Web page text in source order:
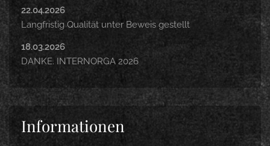
22.04.2026
Langfristig Qualität unter Beweis gestellt
18.03.2026
DANKE. INTERNORGA 2026
Informationen